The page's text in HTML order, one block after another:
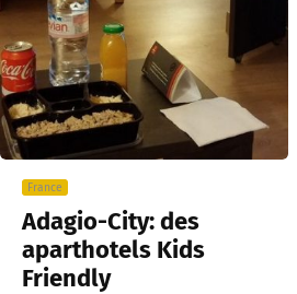
France
Adagio-City: des
aparthotels Kids
Friendly